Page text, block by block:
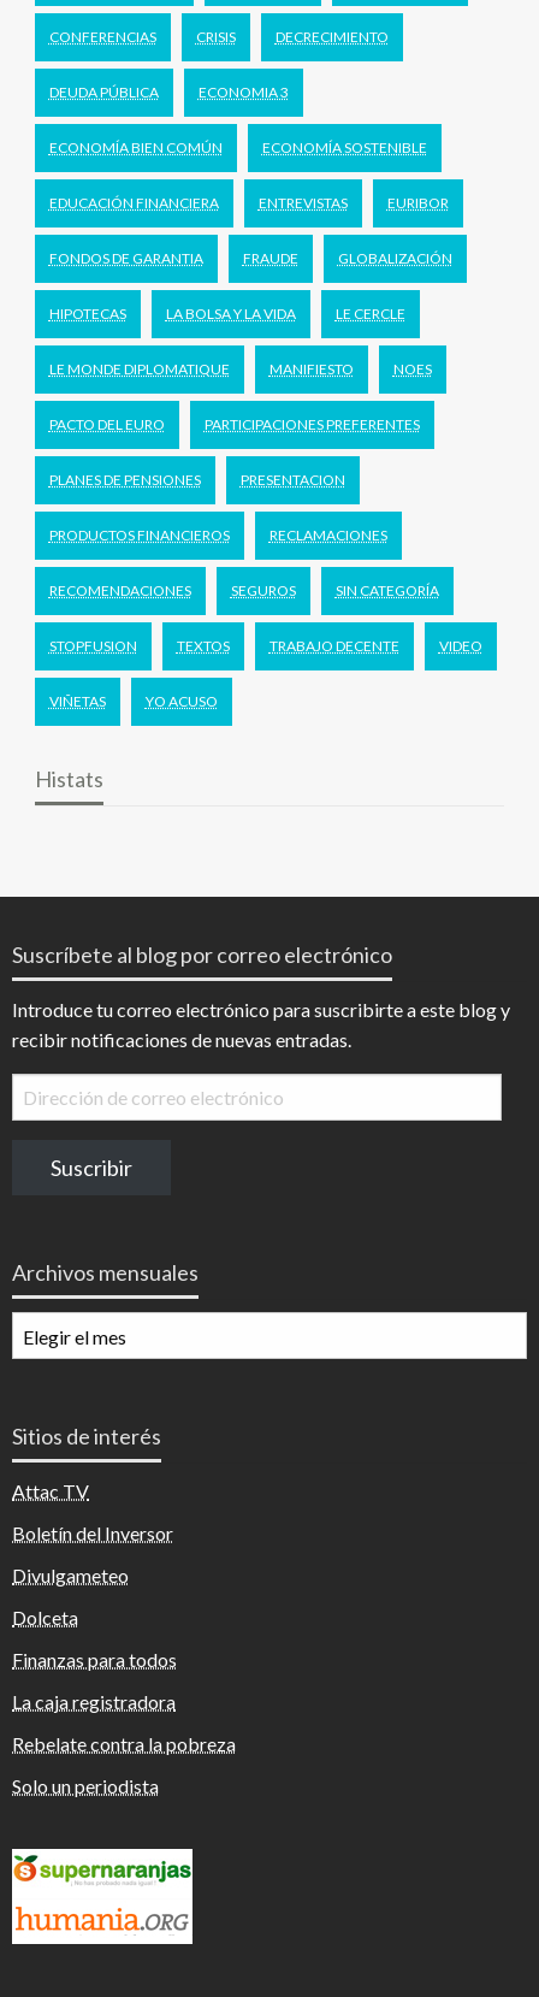
CONFERENCIAS CRISIS DECRECIMIENTO
DEUDA PÚBLICA ECONOMIA 3
ECONOMÍA BIEN COMÚN ECONOMÍA SOSTENIBLE
EDUCACIÓN FINANCIERA ENTREVISTAS EURIBOR
FONDOS DE GARANTIA FRAUDE GLOBALIZACIÓN
HIPOTECAS LA BOLSA Y LA VIDA LE CERCLE
LE MONDE DIPLOMATIQUE MANIFIESTO NOES
PACTO DEL EURO PARTICIPACIONES PREFERENTES
PLANES DE PENSIONES PRESENTACION
PRODUCTOS FINANCIEROS RECLAMACIONES
RECOMENDACIONES SEGUROS SIN CATEGORÍA
STOPFUSION TEXTOS TRABAJO DECENTE VIDEO
VIÑETAS YO ACUSO
Histats
Suscríbete al blog por correo electrónico
Introduce tu correo electrónico para suscribirte a este blog y
recibir notificaciones de nuevas entradas.
Dirección
de
electrónico
Suscribir
Archivos mensuales
mensuales
Sitios de interés
Attac TV
Boletín del Inversor
Divulgameteo
Dolceta
Finanzas para todos
La caja registradora
Rebelate contra la pobreza
Solo un periodista